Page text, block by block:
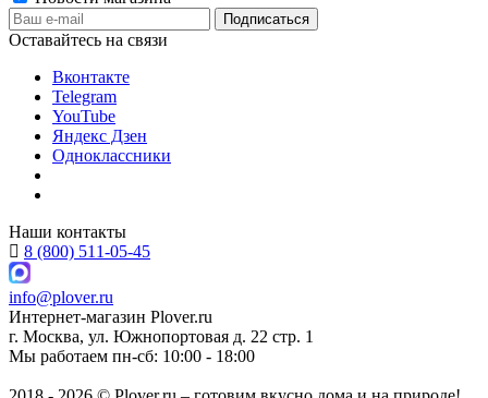
Оставайтесь на связи
Вконтакте
Telegram
YouTube
Яндекс Дзен
Одноклассники
Наши контакты
8 (800) 511-05-45
info@plover.ru
Интернет-магазин Plover.ru
г. Москва, ул. Южнопортовая д. 22 стр. 1
Мы работаем пн-сб: 10:00 - 18:00